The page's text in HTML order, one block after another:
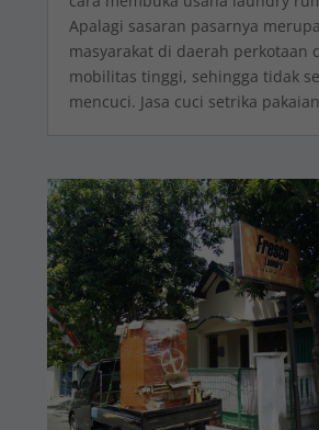
Apalagi sasaran pasarnya
masyarakat di daerah perkotaan
mobilitas tinggi, sehingga tidak
mencuci. Jasa cuci setrika